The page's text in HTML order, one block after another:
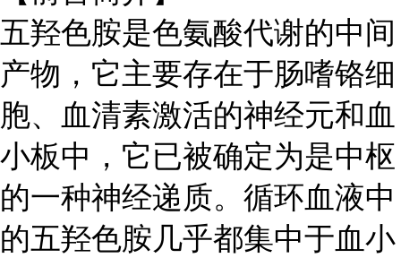
五羟色胺是色氨酸代谢的中间
产物，它主要存在于肠嗜铬细
胞、血清素激活的神经元和血
小板中，它已被确定为是中枢
的一种神经递质。循环血液中
的五羟色胺几乎都集中于血小